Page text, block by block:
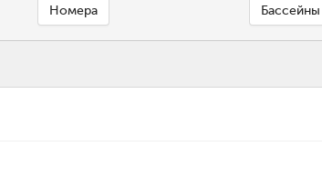
Номера Бассейны